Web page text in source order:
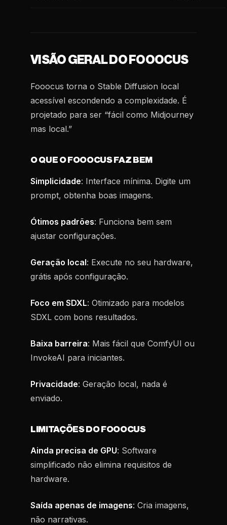
VISÃO GERAL DO FOOOCUS
Fooocus torna o Stable Diffusion local
acessível escondendo a complexidade. É
projetado para ser “fácil como Midjourney
mas local.”
O QUE O FOOOCUS FAZ BEM
Simplicidade: Interface mínima. Digite um
prompt, obtenha boas imagens.
Ótimos padrões: Funciona bem sem
ajustar configurações.
Geração local: Execute no seu hardware,
grátis após configuração.
Foco em SDXL: Otimizado para modelos
SDXL com bons resultados.
Baixa barreira: Mais fácil que ComfyUI ou
InvokeAI para iniciantes.
Privacidade: Geração local, nada é
enviado.
LIMITAÇÕES DO FOOOCUS
Ainda precisa de GPU: Software
simplificado não elimina requisitos de
hardware.
Saída apenas de imagens: Cria imagens,
não narrativas.